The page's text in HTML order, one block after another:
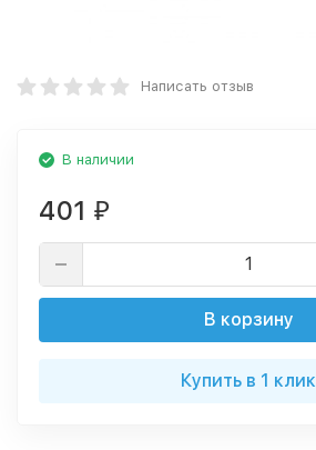
Написать отзыв
В наличии
401 ₽
В корзину
Купить в 1 клик